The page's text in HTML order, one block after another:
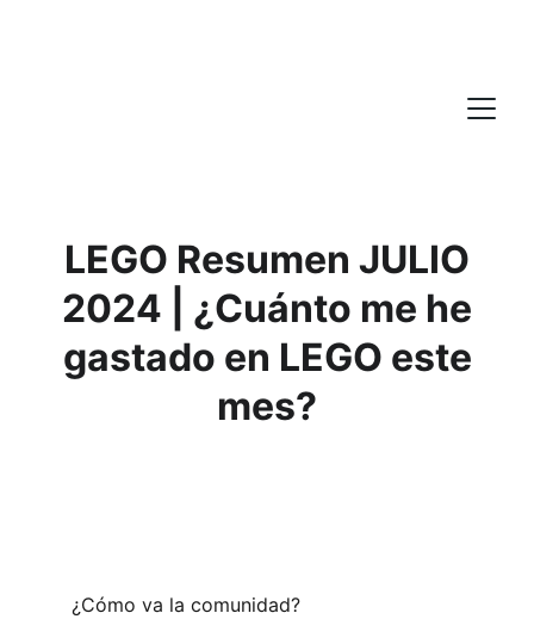
LEGO Resumen JULIO
2024 | ¿Cuánto me he
gastado en LEGO este
mes?
¿Cómo va la comunidad?